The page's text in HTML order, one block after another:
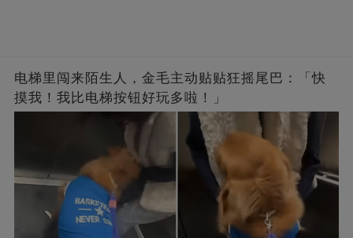
电梯里闯来陌生人，金毛主动贴贴狂摇尾巴：「快
摸我！我比电梯按钮好玩多啦！」